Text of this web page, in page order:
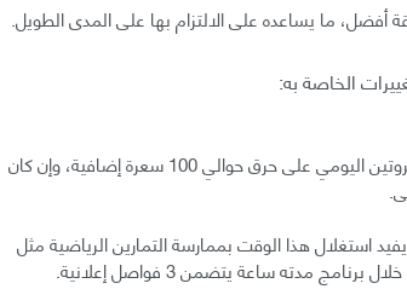
أفضل، ما يساعده على الالتزام بها على المدى الطويل.
الخاصة به:
المشي والكلام: تساعد إضافة 20-30 دقيقة من المشي إلى الروتين اليومي على حرق حوالي 100 سعرة إضافية، وإن كان
معظم إعلانات التلفاز حوالي 2-3 دقائق. يفيد استغلال هذا الوقت بممارسة التمارين الرياضية مثل